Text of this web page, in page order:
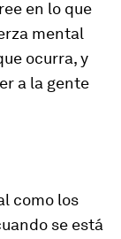
en lo que
mental
ocurra, y
a la gente
como los
se está